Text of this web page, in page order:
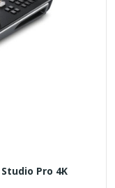
Pro 4K